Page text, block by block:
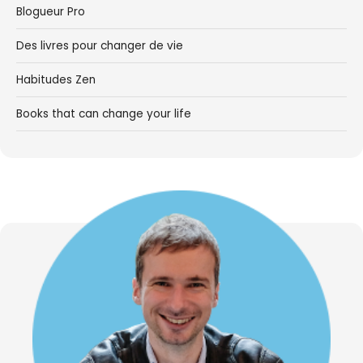
Blogueur Pro
Des livres pour changer de vie
Habitudes Zen
Books that can change your life